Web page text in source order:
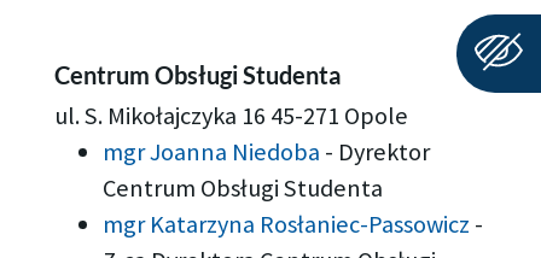
Centrum Obsługi Studenta
ul. S. Mikołajczyka 16 45-271 Opole
mgr Joanna Niedoba - Dyrektor
Centrum Obsługi Studenta
mgr Katarzyna Rosłaniec-Passowicz -